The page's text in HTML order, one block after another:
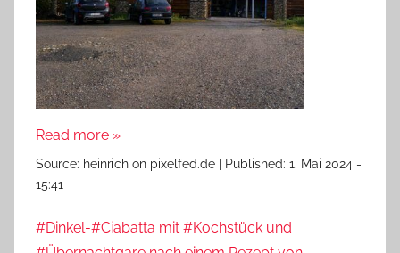
Read more »
Source: heinrich on pixelfed.de Published: 1. Mai 2024 -
15:41
#Dinkel-#Ciabatta mit #Kochstück und